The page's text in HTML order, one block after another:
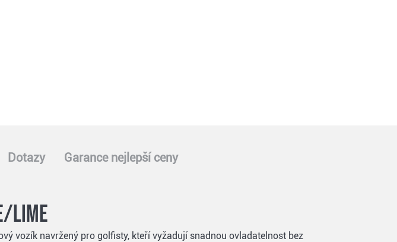
Dotazy Garance nejlepší ceny
lime
vozík navržený pro golfisty, kteří vyžadují snadnou ovladatelnost bez